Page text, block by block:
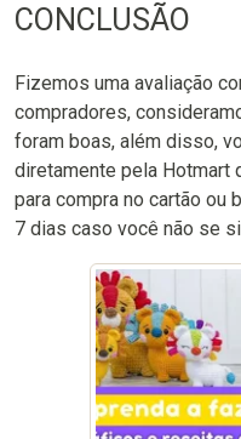
CONCLUSÃO
Fizemos uma avaliação
compradores,
foram boas, além disso,
diretamente pela Hotmart
para compra no cartão ou
7 dias caso você não se